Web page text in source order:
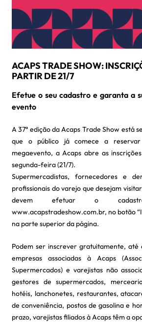
ACAPS TRADE SHOW:
PARTIR DE 21/7
Efetue o seu cadastro e garanta a
evento
A 37ª edição da Acaps Trade Show está
que o público já comece a
megaevento, a Acaps abre as
segunda-feira (21/7).
Supermercadistas, fornecedores e
profissionais do varejo que desejam
devem efetuar o
www.acapstradeshow.com.br, no botão
na parte superior da página.
Podem ser inscrever gratuitamente,
empresas associadas à Acaps
Supermercados) e varejistas não
gestores de supermercados,
hotéis, lanchonetes, restaurantes,
de conveniência, postos de gasolina e
prazo, varejistas filiados à Acaps têm a